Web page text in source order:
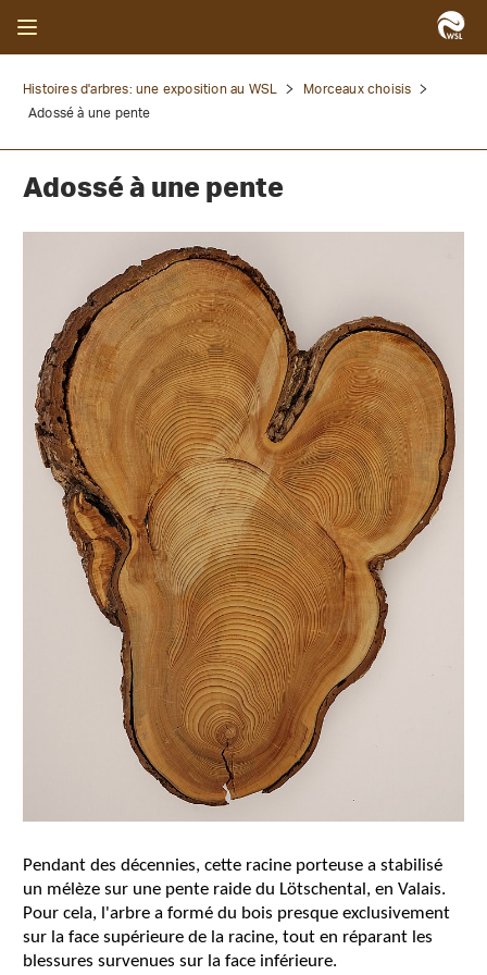
Histoires d'arbres: une exposition au WSL
Morceaux choisis
Adossé à une pente
Adossé à une pente
Pendant des décennies, cette racine porteuse a stabilisé
un mélèze sur une pente raide du Lötschental, en Valais.
Pour cela, l'arbre a formé du bois presque exclusivement
sur la face supérieure de la racine, tout en réparant les
blessures survenues sur la face inférieure.